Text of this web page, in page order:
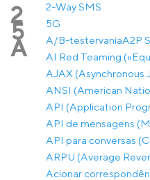
2 2-Way SMS
5 5G
A A/B-testervaniaA2P
AI Red Teaming
AJAX (Asynchronous
ANSI (American
API (Application
API de mensagens
API para conversas
ARPU (Average
Acionar